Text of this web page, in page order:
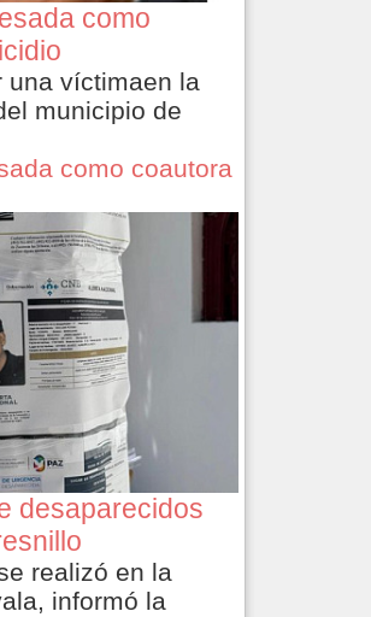
como
una víctimaen la
municipio de
como coautora
desaparecidos
realizó en la
informó la